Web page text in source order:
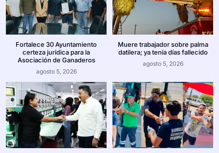
Fortalece 30 Ayuntamiento
certeza jurídica para la
Asociación de Ganaderos
agosto 5, 2026
Muere trabajador sobre palma
datilera; ya tenía días fallecido
agosto 5, 2026